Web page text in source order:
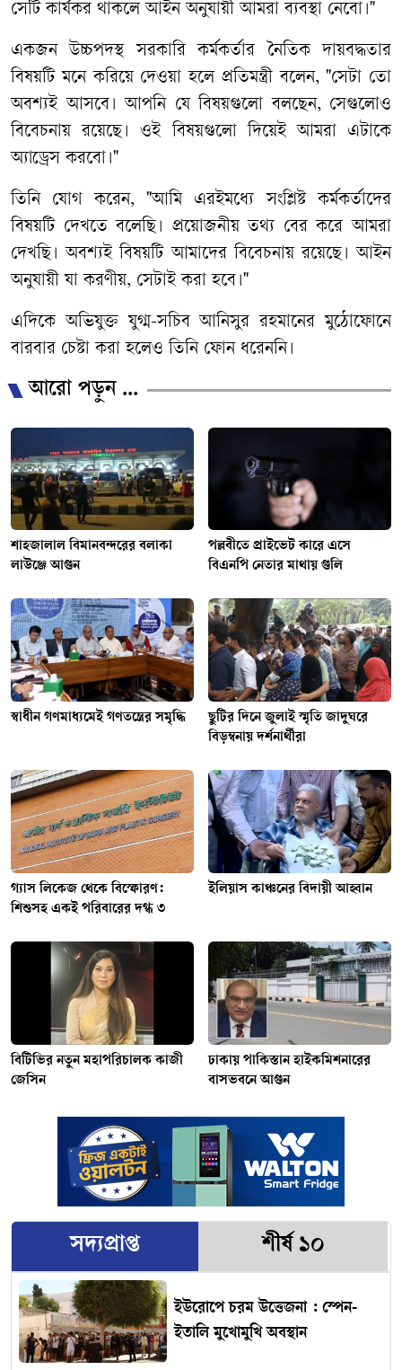
সেটি কার্যকর থাকলে আইন অনুযায়ী আমরা ব্যবস্থা নেবো।"
একজন উচ্চপদস্থ সরকারি কর্মকর্তার নৈতিক
দায়বদ্ধতার
বিষয়টি মনে করিয়ে দেওয়া হলে প্রতিমন্ত্রী বলেন, "সেটা তো
অবশ্যই আসবে। আপনি যে বিষয়গুলো বলছেন, সেগুলোও
বিবেচনায় রয়েছে। ওই বিষয়গুলো দিয়েই আমরা
এটাকে
অ্যাড্রেস করবো।"
তিনি যোগ করেন, "আমি এরইমধ্যে সংশ্লিষ্ট
কর্মকর্তাদের
বিষয়টি দেখতে বলেছি। প্রয়োজনীয় তথ্য বের করে আমরা
দেখছি। অবশ্যই বিষয়টি আমাদের বিবেচনায় রয়েছে। আইন
অনুযায়ী যা করণীয়, সেটাই করা হবে।"
এদিকে অভিযুক্ত যুগ্ম-সচিব আনিসুর রহমানের মুঠোফোনে
বারবার চেষ্টা করা হলেও তিনি ফোন ধরেননি।
আরো পড়ুন ...
শাহজালাল বিমানবন্দরের বলাকা
লাউঞ্জে আগুন
পল্লবীতে প্রাইভেট কারে এসে
বিএনপি নেতার মাথায় গুলি
স্বাধীন গণমাধ্যমেই গণতন্ত্রের সমৃদ্ধি
ছুটির দিনে জুলাই স্মৃতি জাদুঘরে
বিড়ম্বনায় দর্শনার্থীরা
গ্যাস লিকেজ থেকে বিস্ফোরণ:
শিশুসহ একই পরিবারের দগ্ধ ৩
ইলিয়াস কাঞ্চনের বিদায়ী আহ্বান
বিটিভির নতুন মহাপরিচালক কাজী
জেসিন
ঢাকায় পাকিস্তান হাইকমিশনারের
বাসভবনে আগুন
সদ্যপ্রাপ্ত শীর্ষ ১০
ইউরোপে চরম উত্তেজনা : স্পেন-
ইতালি মুখোমুখি অবস্থান